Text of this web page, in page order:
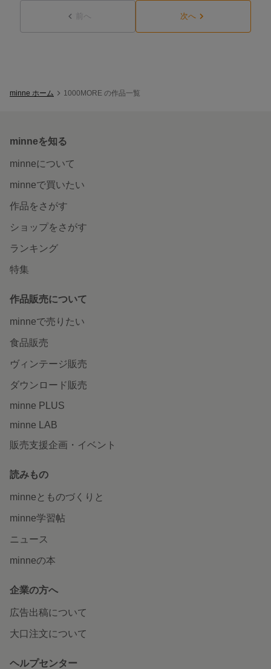
前へ 次へ
minne ホーム 1000MORE の作品一覧
minneを知る
minneについて
minneで買いたい
作品をさがす
ショップをさがす
ランキング
特集
作品販売について
minneで売りたい
食品販売
ヴィンテージ販売
ダウンロード販売
minne PLUS
minne LAB
販売支援企画・イベント
読みもの
minneとものづくりと
minne学習帖
ニュース
minneの本
企業の方へ
広告出稿について
大口注文について
ヘルプセンター